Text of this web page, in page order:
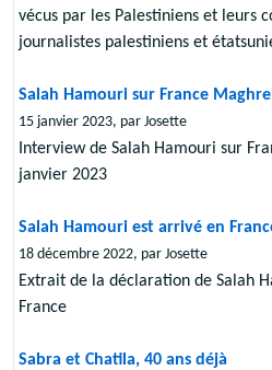
vécus par les Palestiniens et leurs
journalistes palestiniens et
Salah Hamouri sur France
15 janvier 2023, par Josette
Interview de Salah Hamouri sur
janvier 2023
Salah Hamouri est arrivé en
18 décembre 2022, par Josette
Extrait de la déclaration de Salah
France
Sabra et Chatila, 40 ans déjà